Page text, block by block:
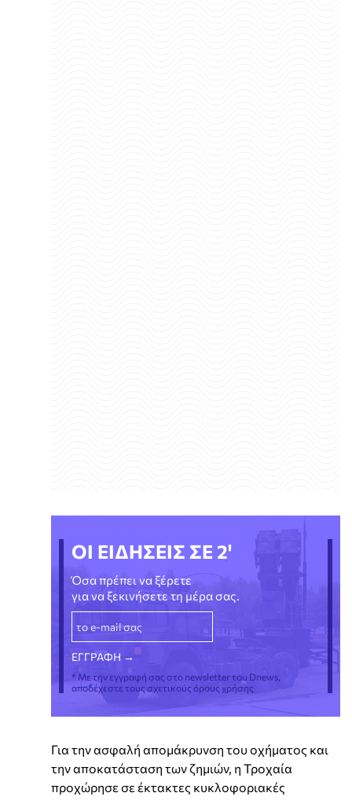
ΟΙ ΕΙΔΗΣΕΙΣ ΣΕ 2'
Όσα πρέπει να ξέρετε
για να ξεκινήσετε τη μέρα σας.
* Με την εγγραφή σας στο newsletter του Dnews,
αποδέχεστε τους σχετικούς όρους χρήσης
Για την ασφαλή απομάκρυνση του οχήματος και
την αποκατάσταση των ζημιών, η Τροχαία
προχώρησε σε έκτακτες κυκλοφοριακές